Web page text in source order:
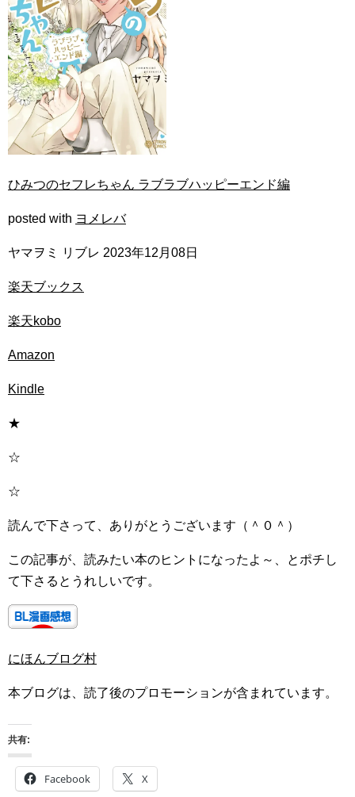
ひみつのセフレちゃん ラブラブハッピーエンド編
posted with ヨメレバ
ヤマヲミ リブレ 2023年12月08日
楽天ブックス
楽天kobo
Amazon
Kindle
★
☆
☆
読んで下さって、ありがとうございます（＾０＾）
この記事が、読みたい本のヒントになったよ～、とポチし
て下さるとうれしいです。
にほんブログ村
本ブログは、読了後のプロモーションが含まれています。
共有:
Facebook X